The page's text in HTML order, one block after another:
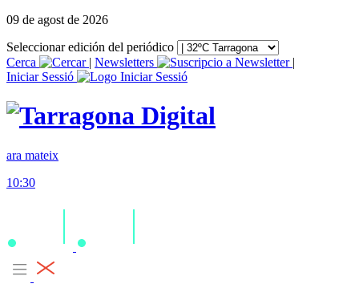
09 de agost de 2026
Seleccionar edición del periódico
Cerca
| Newsletters
|
Iniciar Sessió
ara mateix
10:30